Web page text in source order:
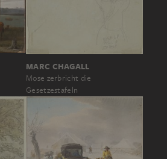
MARC CHAGALL
Mose zerbricht die
Gesetzestafeln